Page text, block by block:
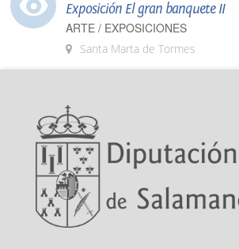
Exposición El gran banquete II
ARTE / EXPOSICIONES
Santa Marta de Tormes